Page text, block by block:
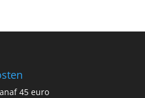
45 euro